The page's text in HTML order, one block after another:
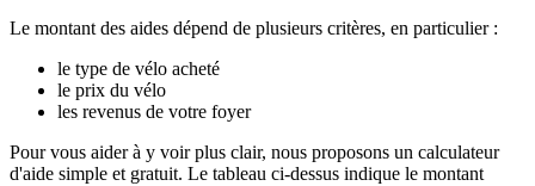
Le montant des aides dépend de plusieurs critères, en particulier :
le type de vélo acheté
le prix du vélo
les revenus de votre foyer
Pour vous aider à y voir plus clair, nous proposons un calculateur
d'aide simple et gratuit. Le tableau ci-dessus indique le montant